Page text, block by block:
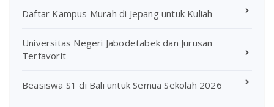
Daftar Kampus Murah di Jepang untuk Kuliah
Universitas Negeri Jabodetabek dan Jurusan
Terfavorit
Beasiswa S1 di Bali untuk Semua Sekolah 2026